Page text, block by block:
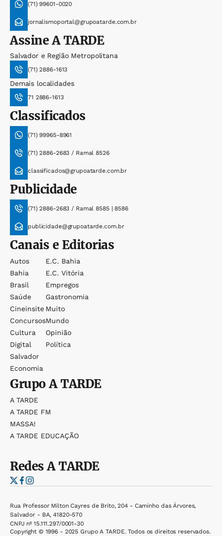
(71) 99601-0020
jornalismoportal@grupoatarde.com.br
AssineA TARDE
Salvador e Região Metropolitana
(71) 2886-1613
Demais localidades
71 2886-1613
Classificados
(71) 99965-8961
(71) 2886-2683 / Ramal 8526
classificados@grupoatarde.com.br
Publicidade
(71) 2886-2683 / Ramal 8585 | 8586
publicidade@grupoatarde.com.br
Canais e Editorias
Autos
Bahia
Brasil
Saúde
Cineinsite
Concursos
Cultura
Digital
Salvador
Economia
E.c. Bahia
E.c. Vitória
Empregos
Gastronomia
Muito
Mundo
Opinião
Política
GrupoA TARDE
A TARDE
A TARDE FM
MASSA!
A TARDE EDUCAÇÃO
RedesA TARDE
Rua Professor Milton Cayres de Brito, 204 - Caminho das Árvores,
Salvador - BA, 41820-570
CNPJ nº 15.111.297/0001-30
Copyright © 1996 - 2025 Grupo A TARDE. Todos os direitos reservados.